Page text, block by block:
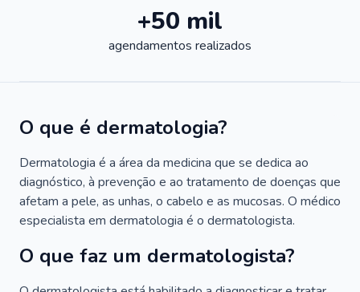
+50 mil
agendamentos realizados
O que é dermatologia?
Dermatologia é a área da medicina que se dedica ao
diagnóstico, à prevenção e ao tratamento de doenças que
afetam a pele, as unhas, o cabelo e as mucosas. O médico
especialista em dermatologia é o dermatologista.
O que faz um dermatologista?